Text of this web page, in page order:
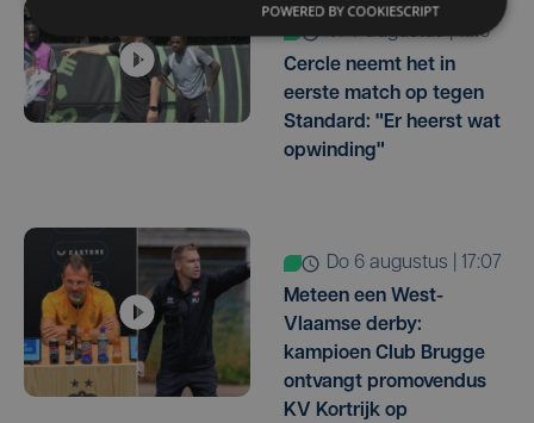
vr 7 augustus | 11:16
Cercle neemt het in
eerste match op tegen
Standard: "Er heerst wat
opwinding"
do 6 augustus | 17:07
Meteen een West-
Vlaamse derby:
kampioen Club Brugge
ontvangt promovendus
KV Kortrijk op
POWERED BY COOKIESCRIPT